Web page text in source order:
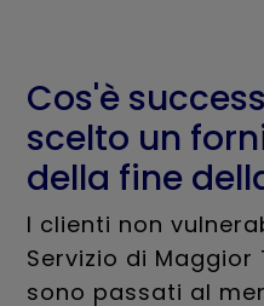
Cos'è
scelto un
della fine
I clienti non
Servizio di Maggior
sono passati al